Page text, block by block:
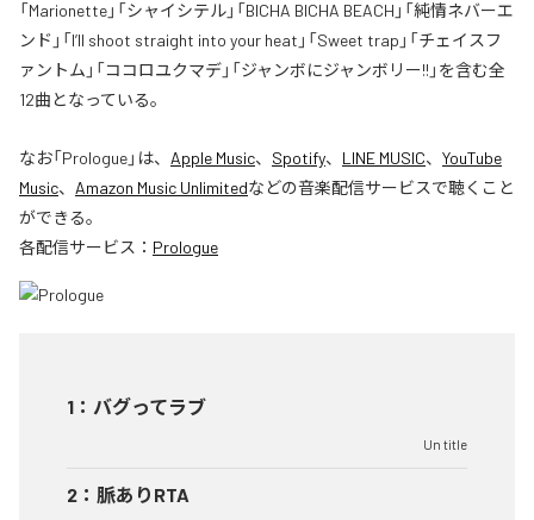
「Marionette」「シャイシテル」「BICHA BICHA BEACH」「純情ネバーエ
ンド」「I’ll shoot straight into your heat」「Sweet trap」「チェイスフ
ァントム」「ココロユクマデ」「ジャンボにジャンボリー!!」を含む全
12曲となっている。
なお「Prologue」は、 Apple Music、 Spotify、 LINE MUSIC、 YouTube
Music、 Amazon Music Unlimitedなどの音楽配信サービスで聴くこと
ができる。
各配信サービス： Prologue
1 ： バグってラブ
Un title
2 ： 脈ありRTA